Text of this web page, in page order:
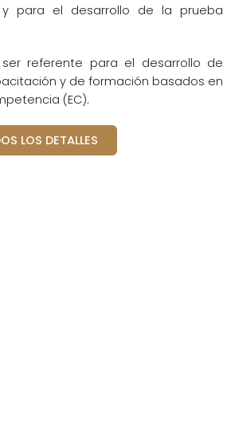
para el desarrollo de la prueba
referente para el desarrollo de
y de formación basados en
(EC).
LOS DETALLES